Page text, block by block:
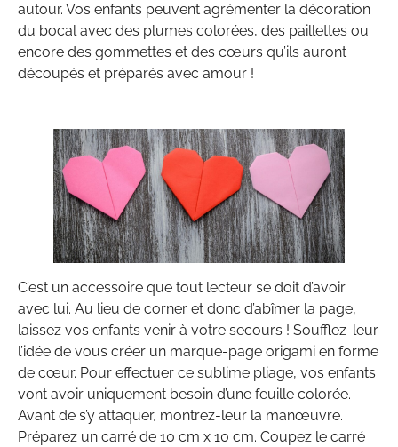
autour. Vos enfants peuvent agrémenter la décoration
du bocal avec des plumes colorées, des paillettes ou
encore des gommettes et des cœurs qu’ils auront
découpés et préparés avec amour !
C’est un accessoire que tout lecteur se doit d’avoir
avec lui. Au lieu de corner et donc d’abîmer la page,
laissez vos enfants venir à votre secours ! Soufflez-leur
l’idée de vous créer un marque-page origami en forme
de cœur. Pour effectuer ce sublime pliage, vos enfants
vont avoir uniquement besoin d’une feuille colorée.
Avant de s’y attaquer, montrez-leur la manœuvre.
Préparez un carré de 10 cm x 10 cm. Coupez le carré